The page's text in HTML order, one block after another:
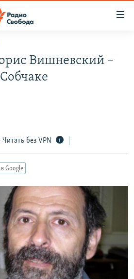
Вишневский –
Читать без VPN
Google